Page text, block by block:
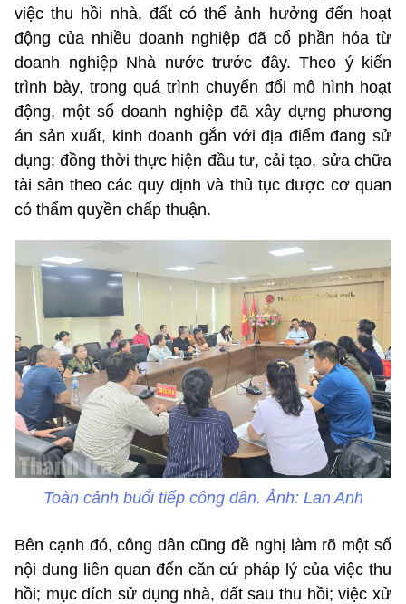
việc thu hồi nhà, đất có thể ảnh hưởng đến hoạt
động của nhiều doanh nghiệp đã cổ phần hóa từ
doanh nghiệp Nhà nước trước đây. Theo ý kiến
trình bày, trong quá trình chuyển đổi mô hình hoạt
động, một số doanh nghiệp đã xây dựng phương
án sản xuất, kinh doanh gắn với địa điểm đang sử
dụng; đồng thời thực hiện đầu tư, cải tạo, sửa chữa
tài sản theo các quy định và thủ tục được cơ quan
có thẩm quyền chấp thuận.
Toàn cảnh buổi tiếp công dân. Ảnh: Lan Anh
Bên cạnh đó, công dân cũng đề nghị làm rõ một số
nội dung liên quan đến căn cứ pháp lý của việc thu
hồi; mục đích sử dụng nhà, đất sau thu hồi; việc xử